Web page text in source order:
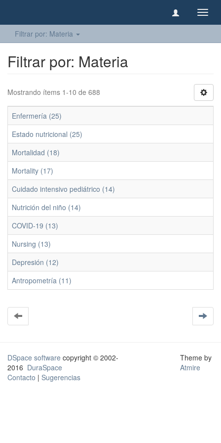
Filtrar por: Materia
Filtrar por: Materia
Mostrando ítems 1-10 de 688
Enfermería (25)
Estado nutricional (25)
Mortalidad (18)
Mortality (17)
Cuidado intensivo pediátrico (14)
Nutrición del niño (14)
COVID-19 (13)
Nursing (13)
Depresión (12)
Antropometría (11)
DSpace software copyright © 2002-
2016 DuraSpace
Contacto | Sugerencias
Theme by
Atmire